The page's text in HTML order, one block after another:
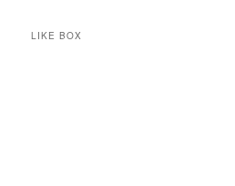
LIKE BOX